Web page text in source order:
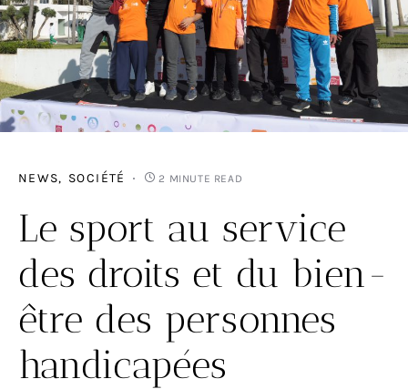
NEWS SOCIÉTÉ 2 MINUTE READ
Le sport au service
des droits et du bien-
être des personnes
handicapées